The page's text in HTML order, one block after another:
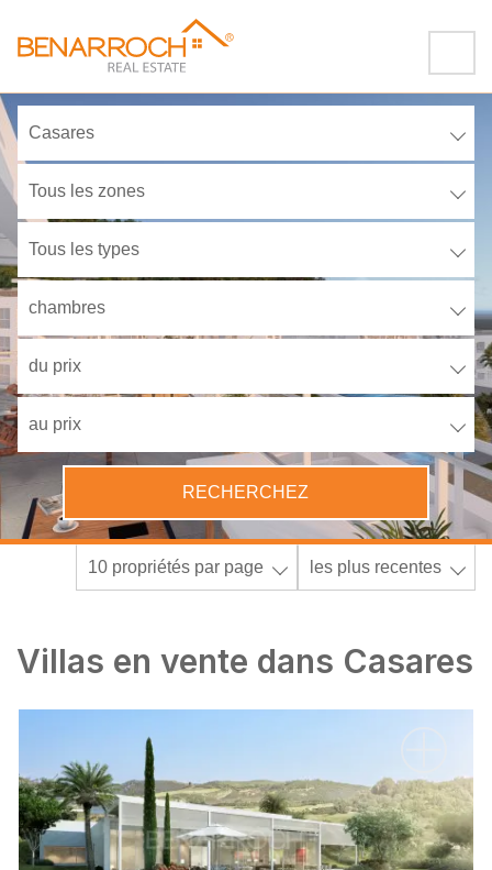
Casares
Tous les zones
Tous les types
chambres
du prix
au prix
RECHERCHEZ
10 propriétés par page les plus recentes
Villas en vente dans Casares